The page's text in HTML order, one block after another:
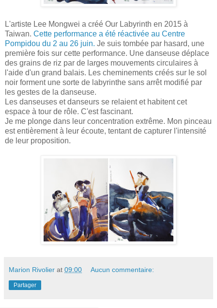
L'artiste Lee Mongwei a créé Our Labyrinth en 2015 à
Taiwan. Cette performance a été réactivée au Centre
Pompidou du 2 au 26 juin. Je suis tombée par hasard, une
première fois sur cette performance. Une danseuse déplace
des grains de riz par de larges mouvements circulaires à
l'aide d'un grand balais. Les cheminements créés sur le sol
noir forment une sorte de labyrinthe sans arrêt modifié par
les gestes de la danseuse.
Les danseuses et danseurs se relaient et habitent cet
espace à tour de rôle. C'est fascinant.
Je me plonge dans leur concentration extrême. Mon pinceau
est entièrement à leur écoute, tentant de capturer l'intensité
de leur proposition.
Marion Rivolier at 09:00 Aucun commentaire:
Partager